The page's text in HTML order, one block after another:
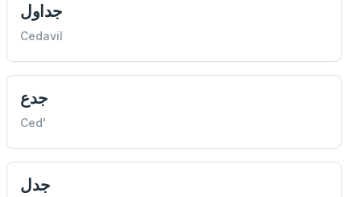
جداول
Cedavil
جدع
Ced'
جدل